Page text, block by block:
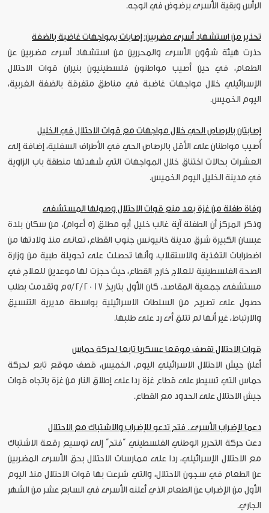
الرأس وبقية الأسرى برضوض في الوجه.
تحذير من استشهاد أسرى مضربين: إصابات بمواجهات غاضبة بالضفة
حذرت هيئة شؤون الأسرى والمحررين من استشهاد أسرى مضربين عن
الطعام، في حين أصيب مواطنون فلسطينيون بنيران قوات الاحتلال
الإسرائيلي خلال مواجهات غاضبة في مناطق متفرقة بالضفة الغربية،
اليوم الخميس.
إصابتان بالرصاص الحي خلال مواجهات مع قوات الاحتلال في الخليل
أُصيب مواطنان على الأقل بالرصاص الحي في الأطراف السفلية، إضافة إلى
العشرات بحالات اختناق خلال المواجهات التي شهدتها منطقة باب الزاوية
في مدينة الخليل اليوم الخميس.
وفاة طفلة من غزة بعد منع قوات الاحتلال وصولها المستشفى
وذكر المركز أن الطفلة آية غالب خليل أبو مطلق (5 أعوام)، من سكان بلدة
عبسان الكبيرة شرق مدينة خانيونس جنوب القطاع، تعانى منذ ولادتها من
اضطرابات التغذية والاستقلاب، وأنها تحصلت على تحويلة طبية من وزارة
الصحة الفلسطينية للعلاج خارج القطاع، حيث حجزت لها موعدين للعلاج في
مستشفى جمعية المقاصد، كان الأول بتاريخ 5/2/2017م وتقدمت بطلب
حصول على تصريح من السلطات الاسرائيلية بواسطة مديرية التنسيق
والارتباط، غير أنها لم تتلق أى رد على طلبها.
قوات الاحتلال تقصف موقعا عسكريا تابعا لحركة حماس
أعلن جيش الاحتلال الاسرائيلي اليوم، الخميس، قصف موقع تابع لحركة
حماس التي تسيطر على قطاع غزة ردا على إطلاق النار من غزة باتجاه قوات
جيش الاحتلال على الحدود مع القطاع.
دعما لإضراب الأسرى.. فتح تدعو للإضراب والاشتباك مع الاحتلال
دعت حركة التحرير الوطني الفلسطيني “فتح” إلى توسيع رقعة الاشتباك
مع الاحتلال الإسرائيلي، ردا على ممارسات الاحتلال بحق الأسرى المضربين
عن الطعام في سجون الاحتلال، والتي شرعت بها قوات الاحتلال منذ اليوم
الأول من الإضراب عن الطعام الذي أعلنه الأسرى في السابع عشر من الشهر
الجاري.